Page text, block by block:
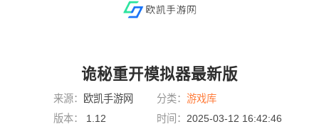
诡秘重开模拟器最新版
来源： 欧凯手游网 分类： 游戏库
版本：
1.12 时间： 2025-03-12 16:42:46